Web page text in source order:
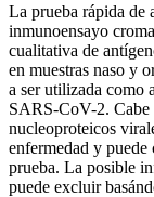
La prueba rápida
inmunoensayo
cualitativa de
en muestras naso y
a ser utilizada como
SARS-CoV-2. Cabe
nucleoproteicos
enfermedad y
prueba. La posible
puede excluir